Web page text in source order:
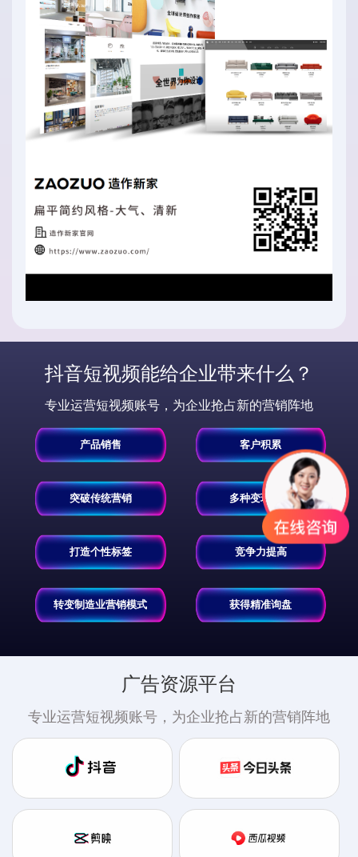
抖音短视频能给企业带来什么？
专业运营短视频账号，为企业抢占新的营销阵地
产品销售 客户积累
突破传统营销 多种变现方式
打造个性标签 竞争力提高
转变制造业营销模式 获得精准询盘
广告资源平台
专业运营短视频账号，为企业抢占新的营销阵地